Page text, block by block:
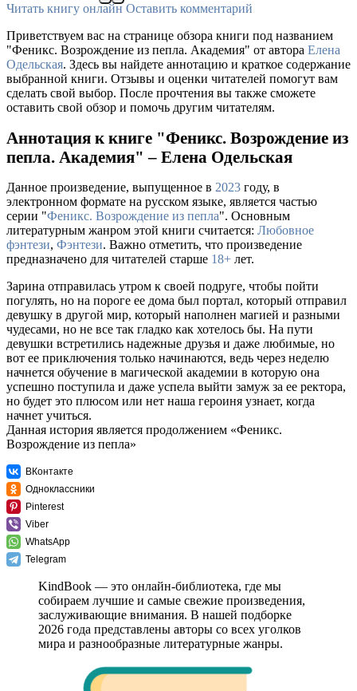
Читать книгу онлайн Оставить комментарий
Приветствуем вас на странице обзора книги под названием
"Феникс. Возрождение из пепла. Академия" от автора Елена
Одельская. Здесь вы найдете аннотацию и краткое содержание
выбранной книги. Отзывы и оценки читателей помогут вам
сделать свой выбор. После прочтения вы также сможете
оставить свой обзор и помочь другим читателям.
Аннотация к книге "Феникс. Возрождение из
пепла. Академия" – Елена Одельская
Данное произведение, выпущенное в 2023 году, в
электронном формате на русском языке, является частью
серии "Феникс. Возрождение из пепла". Основным
литературным жанром этой книги считается: Любовное
фэнтези, Фэнтези. Важно отметить, что произведение
предназначено для читателей старше 18+ лет.
Зарина отправилась утром к своей подруге, чтобы пойти
погулять, но на пороге ее дома был портал, который отправил
девушку в другой мир, который наполнен магией и разными
чудесами, но не все так гладко как хотелось бы. На пути
девушки встретились надежные друзья и даже любимые, но
вот ее приключения только начинаются, ведь через неделю
начнется обучение в магической академии в которую она
успешно поступила и даже успела выйти замуж за ее ректора,
но будет это плюсом или нет наша героиня узнает, когда
начнет учиться.
Данная история является продолжением «Феникс.
Возрождение из пепла»
ВКонтакте
Одноклассники
Pinterest
Viber
WhatsApp
Telegram
KindBook — это онлайн-библиотека, где мы
собираем лучшие и самые свежие произведения,
заслуживающие внимания. В нашей подборке
2026 года представлены авторы со всех уголков
мира и разнообразные литературные жанры.